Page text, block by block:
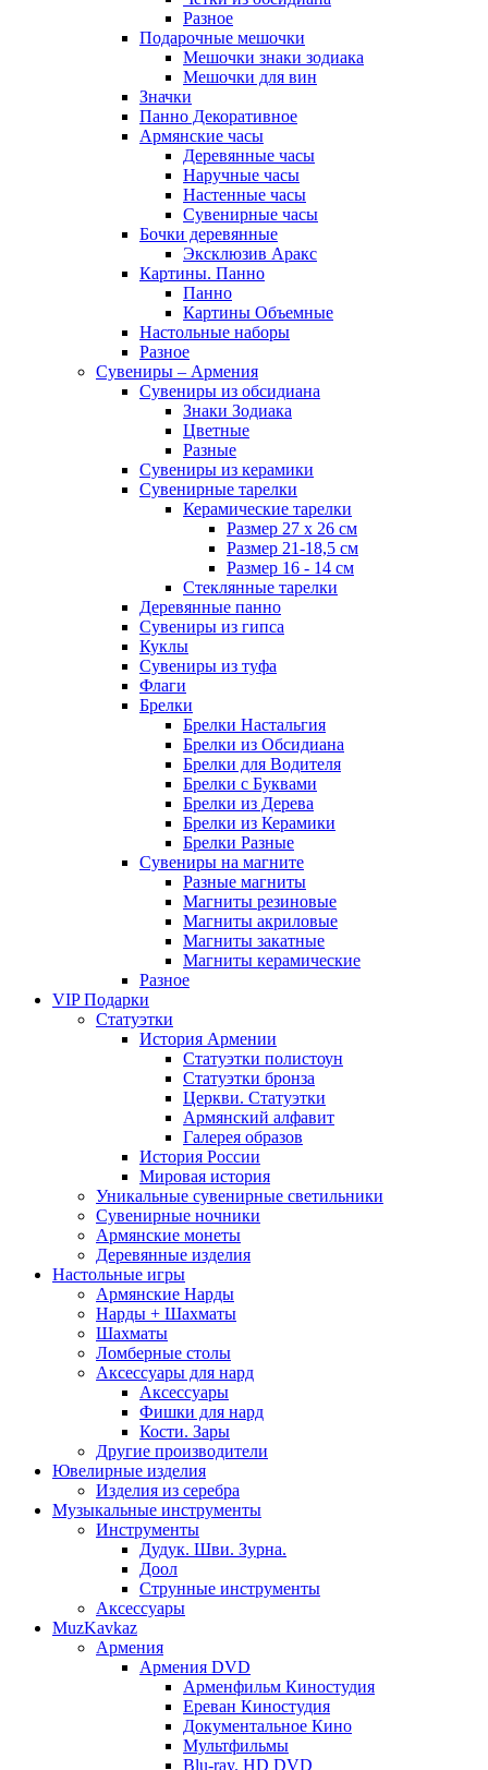
Разное
Подарочные мешочки
Мешочки знаки зодиака
Мешочки для вин
Значки
Панно Декоративное
Армянские часы
Деревянные часы
Наручные часы
Настенные часы
Сувенирные часы
Бочки деревянные
Эксклюзив Аракс
Картины. Панно
Панно
Картины Объемные
Настольные наборы
Разное
Сувениры – Армения
Сувениры из обсидиана
Знаки Зодиака
Цветные
Разные
Сувениры из керамики
Сувенирные тарелки
Керамические тарелки
Размер 27 х 26 см
Размер 21-18,5 см
Размер 16 - 14 см
Стеклянные тарелки
Деревянные панно
Сувениры из гипса
Куклы
Сувениры из туфа
Флаги
Брелки
Брелки Настальгия
Брелки из Обсидиана
Брелки для Водителя
Брелки с Буквами
Брелки из Дерева
Брелки из Керамики
Брелки Разные
Сувениры на магните
Разные магниты
Магниты резиновые
Магниты акриловые
Магниты закатные
Магниты керамические
Разное
VIP Подарки
Статуэтки
История Армении
Статуэтки полистоун
Статуэтки бронза
Церкви. Статуэтки
Армянский алфавит
Галерея образов
История России
Мировая история
Уникальные сувенирные светильники
Сувенирные ночники
Армянские монеты
Деревянные изделия
Настольные игры
Армянские Нарды
Нарды + Шахматы
Шахматы
Ломберные столы
Аксессуары для нард
Аксессуары
Фишки для нард
Кости. Зары
Другие производители
Ювелирные изделия
Изделия из серебра
Музыкальные инструменты
Инструменты
Дудук. Шви. Зурна.
Доол
Струнные инструменты
Аксессуары
MuzKavkaz
Армения
Армения DVD
Арменфильм Киностудия
Ереван Киностудия
Документальное Кино
Мультфильмы
Blu-ray. HD DVD